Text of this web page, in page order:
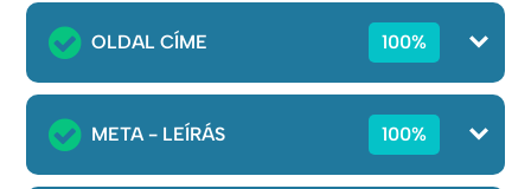
OLDAL CÍME 100%
META - LEÍRÁS 100%